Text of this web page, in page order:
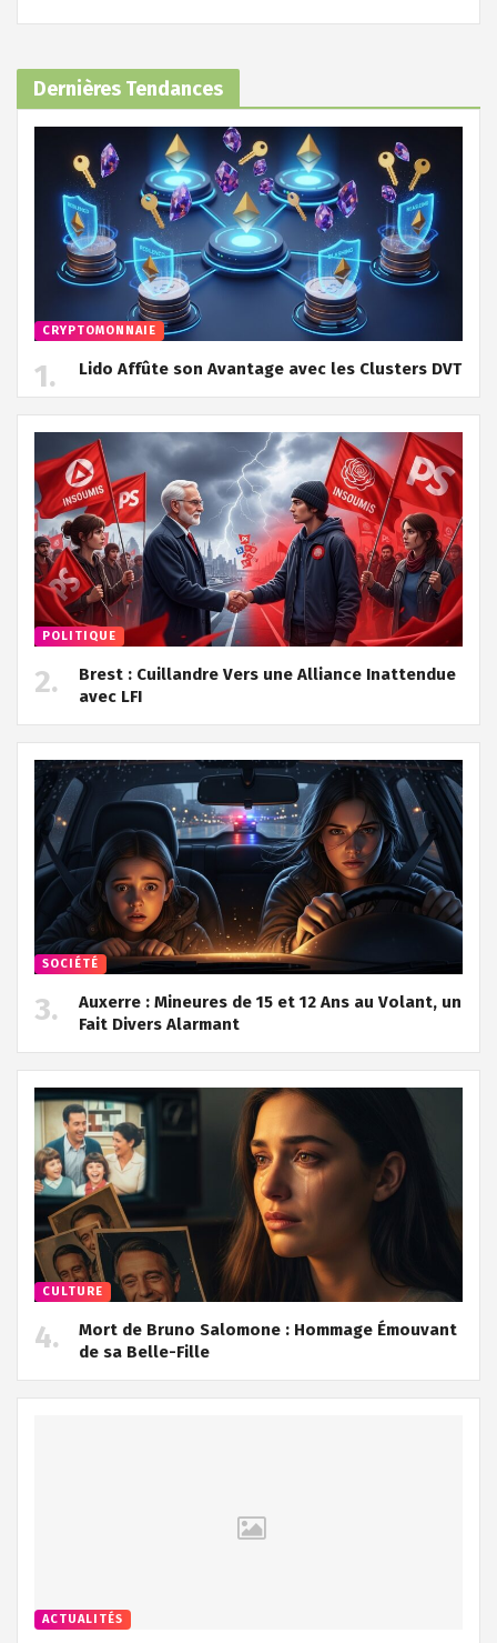
Dernières Tendances
CRYPTOMONNAIE
Lido Affûte son Avantage avec les Clusters DVT
POLITIQUE
Brest : Cuillandre Vers une Alliance Inattendue
avec LFI
SOCIÉTÉ
Auxerre : Mineures de 15 et 12 Ans au Volant, un
Fait Divers Alarmant
CULTURE
Mort de Bruno Salomone : Hommage Émouvant
de sa Belle-Fille
ACTUALITÉS